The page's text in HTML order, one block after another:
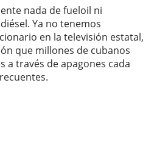
nada de fueloil ni
Ya no tenemos
en la televisión estatal,
que millones de cubanos
a través de apagones cada